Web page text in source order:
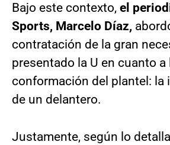
Bajo este contexto, el
Sports, Marcelo Díaz,
contratación de la gran
presentado la U en cuanto a
conformación del plantel: la
de un delantero.
Justamente, según lo